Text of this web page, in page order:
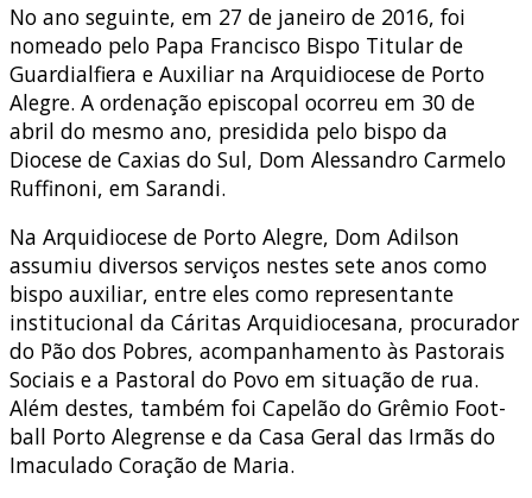
No ano seguinte, em 27 de janeiro de 2016, foi
nomeado pelo Papa Francisco Bispo Titular de
Guardialfiera e Auxiliar na Arquidiocese de Porto
Alegre. A ordenação episcopal ocorreu em 30 de
abril do mesmo ano, presidida pelo bispo da
Diocese de Caxias do Sul, Dom Alessandro Carmelo
Ruffinoni, em Sarandi.
Na Arquidiocese de Porto Alegre, Dom Adilson
assumiu diversos serviços nestes sete anos como
bispo auxiliar, entre eles como representante
institucional da Cáritas Arquidiocesana, procurador
do Pão dos Pobres, acompanhamento às Pastorais
Sociais e a Pastoral do Povo em situação de rua.
Além destes, também foi Capelão do Grêmio Foot-
ball Porto Alegrense e da Casa Geral das Irmãs do
Imaculado Coração de Maria.